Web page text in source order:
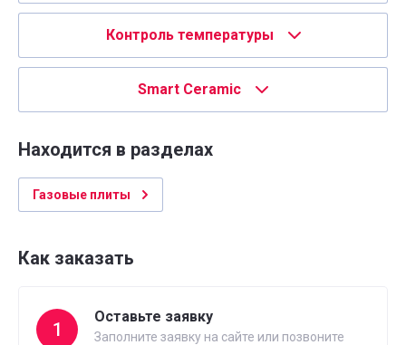
Контроль температуры
Smart Ceramic
Находится в разделах
Газовые плиты
Как заказать
1
Оставьте заявку
Заполните заявку на сайте или позвоните